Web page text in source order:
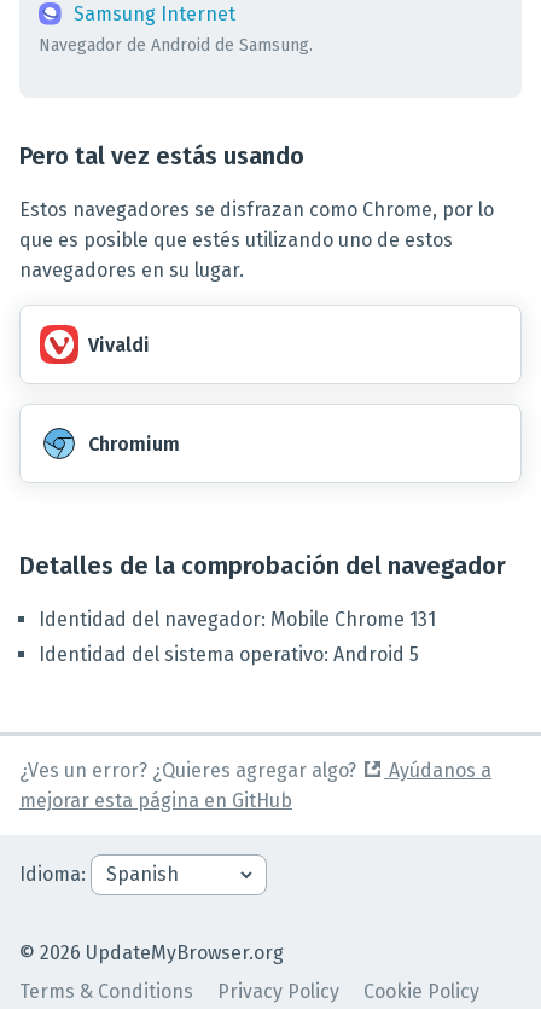
Samsung Internet
Navegador de Android de Samsung.
Pero tal vez estás usando
Estos navegadores se disfrazan como Chrome, por lo
que es posible que estés utilizando uno de estos
navegadores en su lugar.
Vivaldi
Chromium
Detalles de la comprobación del navegador
Identidad del navegador: Mobile Chrome 131
Identidad del sistema operativo: Android 5
¿Ves un error? ¿Quieres agregar algo?
Ayúdanos a
mejorar esta página en GitHub
© 2026 UpdateMyBrowser.org
Terms & Conditions
Privacy Policy
Cookie Policy
Idioma: